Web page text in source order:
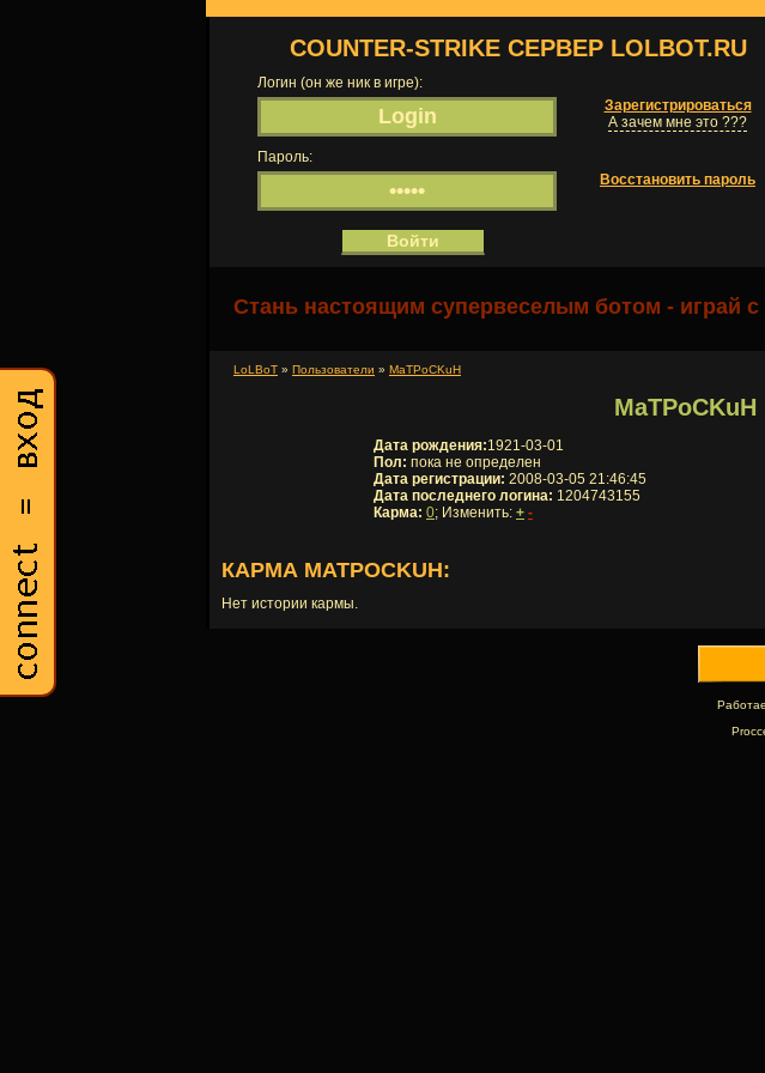
COUNTER-STRIKE СЕРВЕР LOLBOT.RU
Логин (он же ник в игре):
Зарегистрироваться
А зачем мне это ???
Пароль:
Восстановить пароль
Стань настоящим супервеселым ботом - играй
LoLBoT » Пользователи » MaTPoCKuH
MaTPoCKuH
Дата рождения:1921-03-01
Пол: пока не определен
Дата регистрации: 2008-03-05 21:46:45
Дата последнего логина: 1204743155
Карма: 0; Изменить: + -
КАРМА MATPOCKUH:
Нет истории кармы.